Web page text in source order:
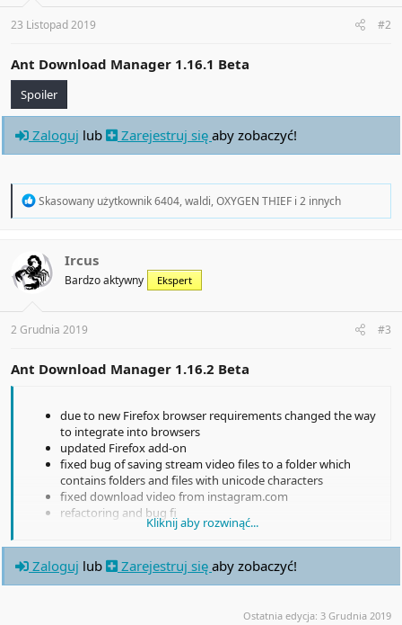
s
:
23 Listopad 2019 #2
Ant Download Manager 1.16.1 Beta
Spoiler
Zaloguj lub Zarejestruj się aby zobaczyć!
R
t
i
o
s
:
Skasowany użytkownik 6404,waldi,OXYGEN THIEF i 2 innych
Ircus
Bardzo aktywny Ekspert
2 Grudnia 2019 #3
Ant Download Manager 1.16.2 Beta
due to new Firefox browser requirements changed the way
to integrate into browsers
updated Firefox add-on
fixed bug of saving stream video files to a folder which
contains folders and files with unicode characters
fixed download video from instagram.com
refactoring and bug fi
Kliknij aby rozwinąć...
Zaloguj lub Zarejestruj się aby zobaczyć!
Ostatnia edycja: 3 Grudnia 2019